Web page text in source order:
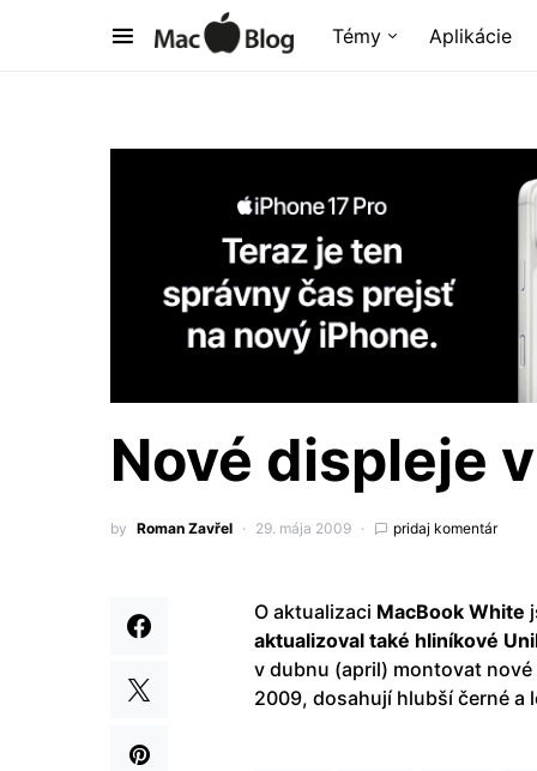
Témy Aplikácie
Nové displeje
by Roman Zavřel 29. mája 2009 pridaj komentár
O aktualizaci MacBook White
aktualizoval také hliníkové
v dubnu (april) montovat
2009, dosahují hlubší černé a